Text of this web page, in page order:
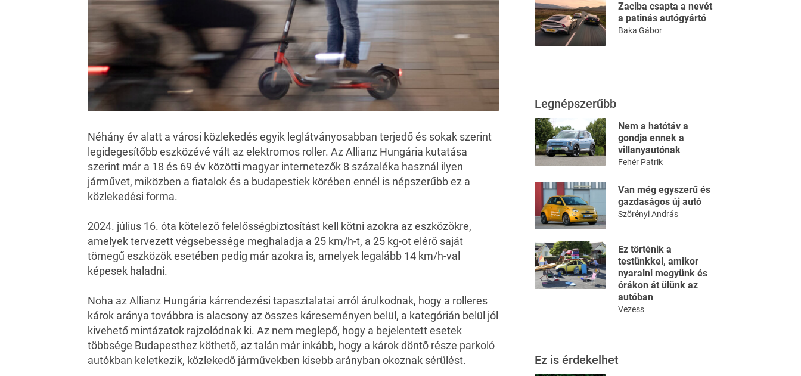
Néhány év alatt a városi közlekedés egyik leglátványosabban terjedő és sokak szerint
legidegesítőbb eszközévé vált az elektromos roller. AzAllianz Hungária kutatása
szerint már a 18 és 69 év közötti magyar internetezők 8 százaléka használ ilyen
járművet, miközben a fiatalok és a budapestiek körében ennél is népszerűbb ez a
közlekedési forma.
2024. július 16. óta kötelező felelősségbiztosítást kell kötni azokra az eszközökre,
amelyek tervezett végsebessége meghaladja a 25 km/h-t, a 25 kg-ot elérő saját
tömegű eszközök esetében pedig már azokra is, amelyek legalább 14 km/h-val
képesek haladni.
Noha az Allianz Hungária kárrendezési tapasztalatai arról árulkodnak, hogy a rolleres
károk aránya továbbra is alacsony az összes káreseményen belül, a kategórián belül jól
kivehető mintázatok rajzolódnak ki. Az nem meglepő, hogy a bejelentett esetek
többsége Budapesthez köthető, az talán már inkább, hogy a károk döntő része parkoló
autókban keletkezik, közlekedő járművekben kisebb arányban okoznak sérülést.
Zaciba csapta a nevét
a patinás autógyártó
Baka Gábor
Legnépszerűbb
Nem a hatótáv a
gondja ennek a
villanyautónak
Fehér Patrik
Van még egyszerű és
gazdaságos új autó
Szörényi András
Ez történik a
testünkkel, amikor
nyaralni megyünk és
órákon át ülünk az
autóban
Vezess
Ez is érdekelhet